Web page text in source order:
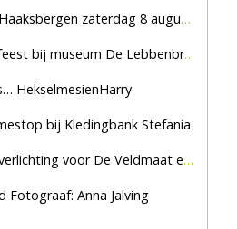
zaterdag 8 augustus, marktplein Haaksbergen
bij museum De Lebbenbrugge
HekselmesienHarry
bij Kledingbank Stefania
voor De Veldmaat en De Pas
Fotograaf: Anna Jalving